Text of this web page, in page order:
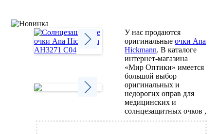
У нас продаются
оригинальныеочки Ana
Hickmann. В каталоге
интернет-магазина
«Мир Оптики» имеется
большой выбор
оригинальных и
недорогих оправ для
медицинских и
солнцезащитных очков ,